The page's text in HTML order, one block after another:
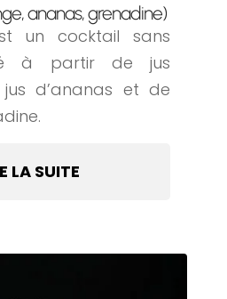
ananas, grenadine)
un cocktail sans
à partir de jus
d’ananas et de
LA SUITE